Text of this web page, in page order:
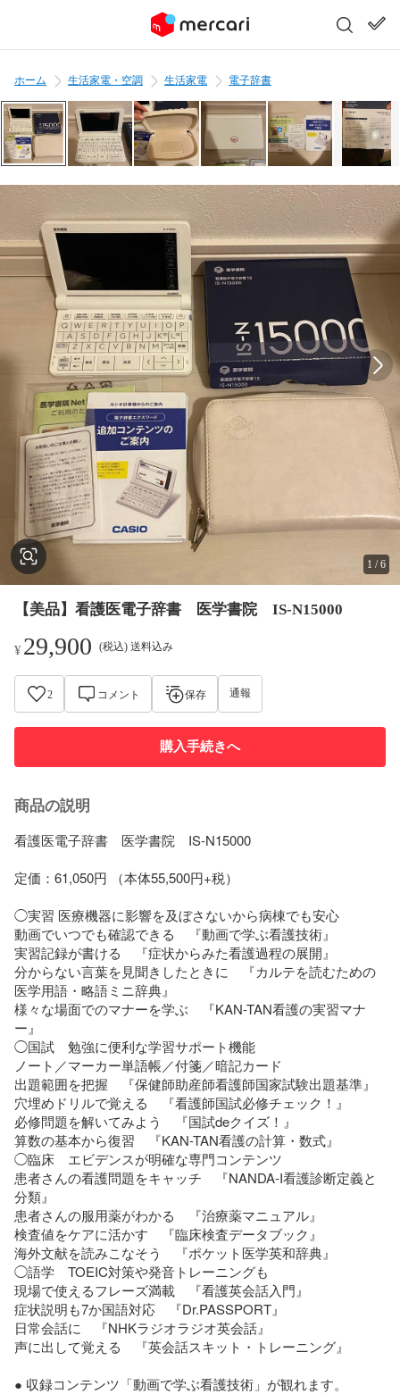
ホーム 生活家電・空調 生活家電 電子辞書
1 /6
【美品】看護医電子辞書 医学書院 IS-N15000
¥29,900 (税込) 送料込み
2 コメント 保存 通報
購入手続きへ
商品の説明
看護医電子辞書　医学書院　IS-N15000
定価：61,050円 （本体55,500円+税）
◯実習 医療機器に影響を及ぼさないから病棟でも安心
動画でいつでも確認できる　『動画で学ぶ看護技術』
実習記録が書ける　『症状からみた看護過程の展開』
分からない言葉を見聞きしたときに　『カルテを読むための
医学用語・略語ミニ辞典』
様々な場面でのマナーを学ぶ　『KAN-TAN看護の実習マナ
ー』
◯国試　勉強に便利な学習サポート機能
ノート／マーカー単語帳／付箋／暗記カード
出題範囲を把握　『保健師助産師看護師国家試験出題基準』
穴埋めドリルで覚える　『看護師国試必修チェック！』
必修問題を解いてみよう　『国試deクイズ！』
算数の基本から復習　『KAN-TAN看護の計算・数式』
◯臨床　エビデンスが明確な専門コンテンツ
患者さんの看護問題をキャッチ　『NANDA-I看護診断定義と
分類』
患者さんの服用薬がわかる　『治療薬マニュアル』
検査値をケアに活かす　『臨床検査データブック』
海外文献を読みこなそう　『ポケット医学英和辞典』
◯語学　TOEIC対策や発音トレーニングも
現場で使えるフレーズ満載　『看護英会話入門』
症状説明も7か国語対応　『Dr.PASSPORT』
日常会話に　『NHKラジオラジオ英会話』
声に出して覚える　『英会話スキット・トレーニング』
● 収録コンテンツ「動画で学ぶ看護技術」が観れます。